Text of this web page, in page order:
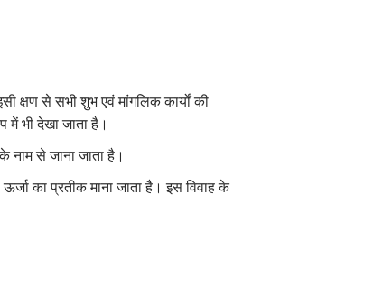
क्षण से सभी शुभ एवं मांगलिक कार्यों की
भी देखा जाता है।
नाम से जाना जाता है।
का प्रतीक माना जाता है। इस विवाह के